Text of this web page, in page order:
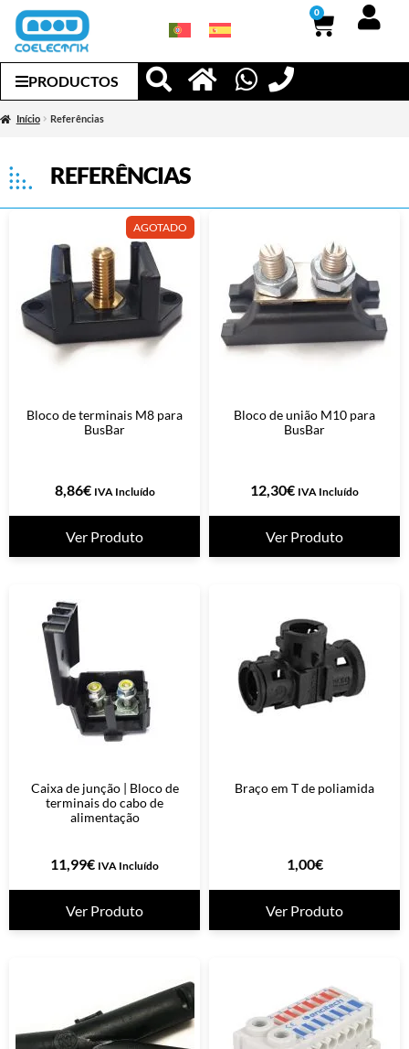
0
PRODUCTOS
Início Referências
REFERÊNCIAS
AGOTADO
Bloco de terminais M8 para
BusBar
8,86€ IVA Incluído
Ver Produto
Bloco de união M10 para
BusBar
12,30€ IVA Incluído
Ver Produto
Caixa de junção | Bloco de
terminais do cabo de
alimentação
11,99€ IVA Incluído
Ver Produto
Braço em T de poliamida
1,00€
Ver Produto